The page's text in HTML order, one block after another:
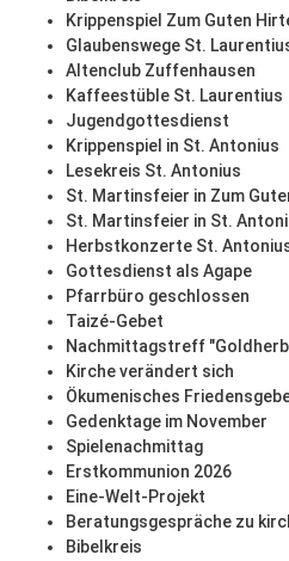
Krippenspiel Zum Guten
Glaubenswege St.
Altenclub Zuffenhausen
Kaffeestüble St. Laurentius
Jugendgottesdienst
Krippenspiel in St. Antonius
Lesekreis St. Antonius
St. Martinsfeier in Zum
St. Martinsfeier in St.
Herbstkonzerte St.
Gottesdienst als Agape
Pfarrbüro geschlossen
Taizé-Gebet
Nachmittagstreff
Kirche verändert sich
Ökumenisches
Gedenktage im November
Spielenachmittag
Erstkommunion 2026
Eine-Welt-Projekt
Beratungsgespräche zu
Bibelkreis